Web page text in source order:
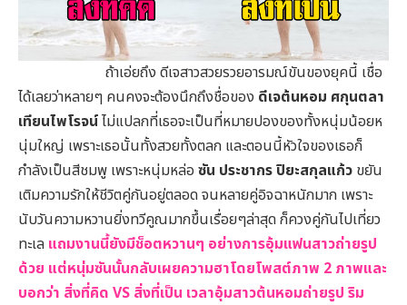
ถ้าเอ่ยถึง ดีเจสาวสวยรวยอารมณ์ขันของยุคนี้ เชื่อ
ได้เลยว่าหลายๆ คนคงจะต้องนึกถึงชื่อของ ดีเจต้นหอม ศกุนตลา
เทียนไพโรจน์ไม่แปลกที่เธอจะเป็นที่หมายปองของทั้งหนุ่มน้อยห
นุ่มใหญ่ เพราะเธอนั้นทั้งสวยทั้งตลก และตอนนี้หัวใจของเธอก็
กำลังเป็นสีชมพู เพราะหนุ่มหล่อ ซัน ประชากร ปิยะสกุลแก้ว ขยัน
เติมความรักให้ชีวิตคู่กันอยู่ตลอด จนหลายคู่อิจฉาหนักมาก เพราะ
นับวันความหวานยิ่งทวีคูณมากขึ้นเรื่อยๆล่าสุด ก็ควงคู่กันไปเที่ยว
ทะเล แถมงานนี้ยังมีช็อตหวานๆ อย่างการอุ้มแฟนสาวถ่ายรูป
ด้วย แต่หนุ่มซันนั้นกลับเผยความฮาโดยโพสต์ภาพ 2 ภาพและ
บอกว่า สิ่งที่คิด VS สิ่งที่เป็น เวลาอุ้มสาวต้นหอมถ่ายรูป ริม